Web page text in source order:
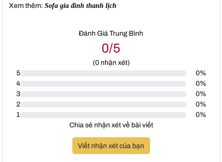
Xem thêm: Sofa gia đình thanh lịch
Đánh Giá Trung Bình
0/5
(0nhận xét)
5
0%
4
0%
3
0%
2
0%
1
0%
Chia sẻ nhận xét về bài viết
Viết nhận xét của bạn